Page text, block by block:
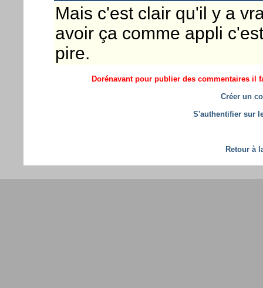
Mais c'est clair qu'il y a
avoir ça comme appli
pire.
Dorénavant pour publier des commentaires il
Créer un
S'authentifier sur
Retour à